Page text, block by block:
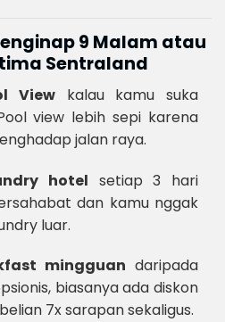
9 Malam atau
Sentraland
Viewkalau kamu suka
view lebih sepi karena
jalan raya.
hotel setiap 3 hari
dan kamu nggak
luar.
mingguan daripada
biasanya ada diskon
7x sarapan sekaligus.